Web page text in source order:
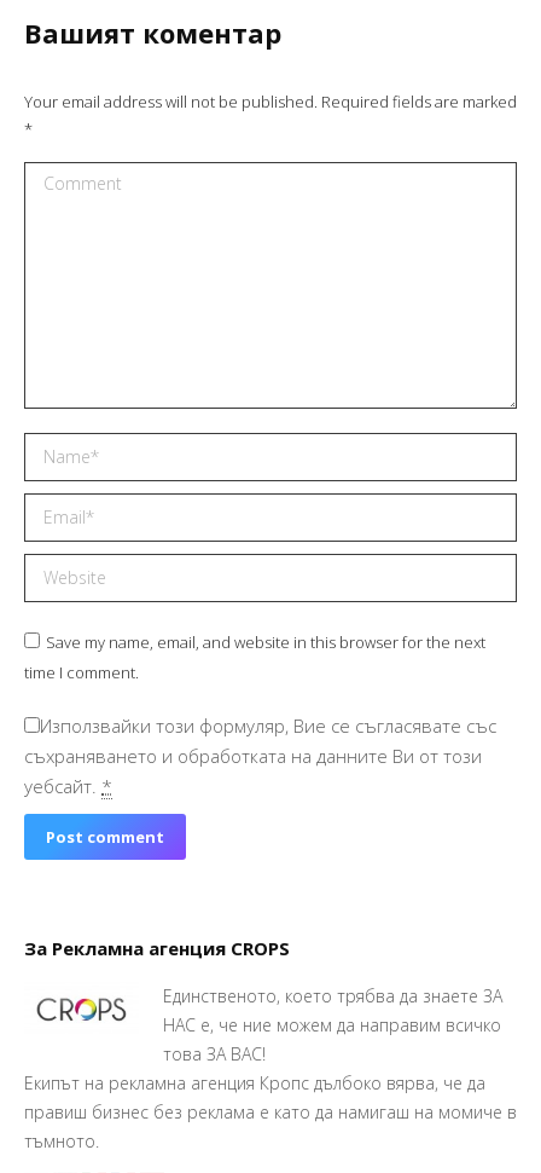
Вашият коментар
Your email address will not be published. Required fields are marked
*
Comment
Name *
Email *
Website
Save my name, email, and website in this browser for the next
time I comment.
Използвайки този формуляр, Вие се съгласявате със
съхраняването и обработката на данните Ви от този
уебсайт. *
Post comment
За Рекламна агенция CROPS
Единственото, което трябва да знаете ЗА
НАС е, че ние можем да направим всичко
това ЗА ВАС!
Екипът на рекламна агенция Кропс дълбоко вярва, че да
правиш бизнес без реклама е като да намигаш на момиче в
тъмното.